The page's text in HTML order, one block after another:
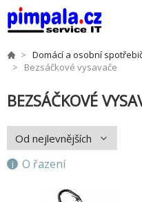
Domácí a osobní
Bezsáčkové vysavače
BEZSÁČKOVÉ
O řazení